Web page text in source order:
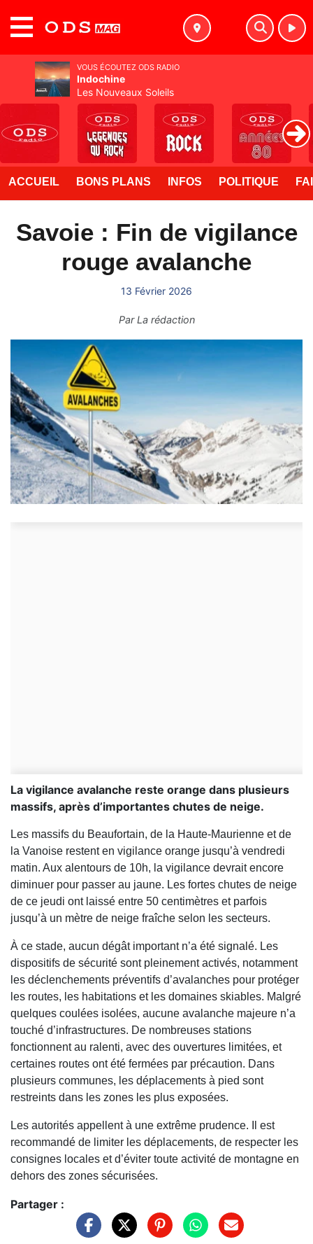
ACCUEIL BONS PLANS INFOS POLITIQUE
Savoie : Fin de vigilance
rouge avalanche
13 Février 2026
ParLa rédaction
La vigilance avalanche reste orange dans plusieurs
massifs, après d’importantes chutes de neige.
Les massifs du Beaufortain, de la Haute-Maurienne et de
la Vanoise restent en vigilance orange jusqu’à vendredi
matin. Aux alentours de 10h, la vigilance devrait encore
diminuer pour passer au jaune. Les fortes chutes de neige
de ce jeudi ont laissé entre 50 centimètres et parfois
jusqu’à un mètre de neige fraîche selon les secteurs.
À ce stade, aucun dégât important n’a été signalé. Les
dispositifs de sécurité sont pleinement activés, notamment
les déclenchements préventifs d’avalanches pour protéger
les routes, les habitations et les domaines skiables. Malgré
quelques coulées isolées, aucune avalanche majeure n’a
touché d’infrastructures. De nombreuses stations
fonctionnent au ralenti, avec des ouvertures limitées, et
certaines routes ont été fermées par précaution. Dans
plusieurs communes, les déplacements à pied sont
restreints dans les zones les plus exposées.
Les autorités appellent à une extrême prudence. Il est
recommandé de limiter les déplacements, de respecter les
consignes locales et d’éviter toute activité de montagne en
dehors des zones sécurisées.
Partager :
VOUS ÉCOUTEZ ODS RADIO
Indochine
Les Nouveaux Soleils